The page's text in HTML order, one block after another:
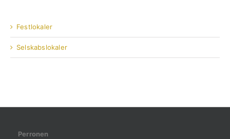
Festlokaler
Selskabslokaler
Perronen